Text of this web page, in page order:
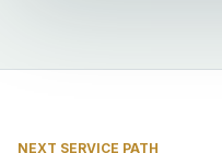
NEXT SERVICE PATH